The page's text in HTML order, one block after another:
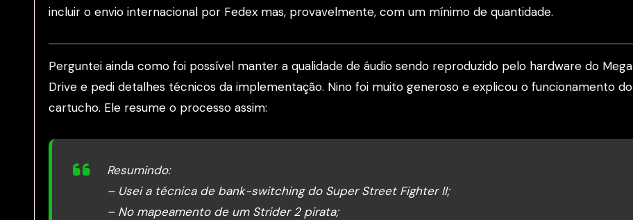
incluir o envio internacional por Fedex mas, provavelmente, com um mínimo de quantidade.
Perguntei ainda como foi possível manter a qualidade de áudio sendo reproduzido pelo hardware do Mega
Drive e pedi detalhes técnicos da implementação. Nino foi muito generoso e explicou o funcionamento do
cartucho. Ele resume o processo assim:
Resumindo:
– Usei a técnica de bank-switching do Super Street Fighter II;
– No mapeamento de um Strider 2 pirata;